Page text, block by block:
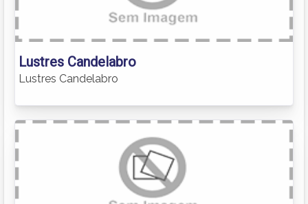
Lustres Candelabro
Lustres Candelabro